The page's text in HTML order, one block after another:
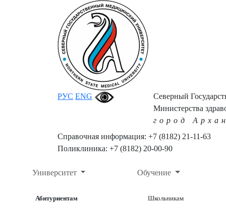
РУС ENG
Северный
Министерства
город
Справочная информация: +7 (8182) 21-11-63
Поликлиника: +7 (8182) 20-00-90
Университет Обучение
Абитуриентам Школьникам